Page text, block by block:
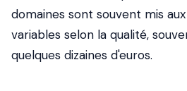
domaines sont souvent mis
variables selon la qualité,
quelques dizaines d'euros.